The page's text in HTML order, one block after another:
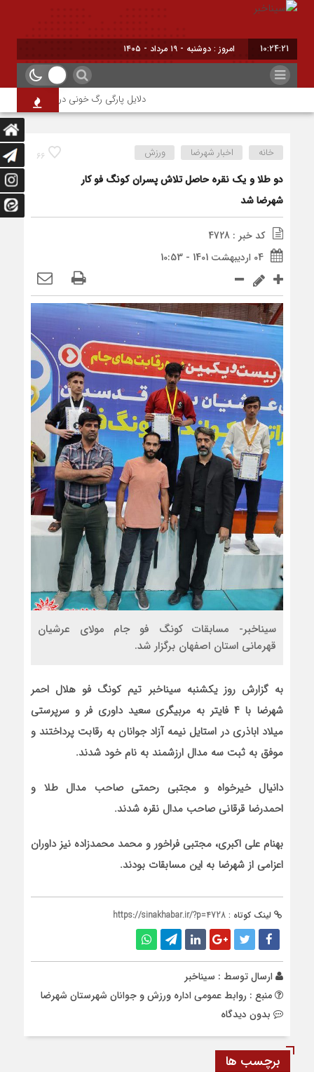
10:24:21 امروز : دوشنبه - ۱۹ مرداد - ۱۴۰۵
دلایل پارگی رگ خونی در چشم/ چه موقع
66 خانه اخبار شهرضا ورزش
دو طلا و یک نقره حاصل تلاش پسران کونگ فو کار
شهرضا شد
کد خبر : 4728
04 اردیبهشت 1401 - 10:53
سیناخبر- مسابقات کونگ فو جام مولای عرشیان
قهرمانی استان اصفهان برگزار شد.
به گزارش روز یکشنبه سیناخبر تیم کونگ فو هلال احمر
شهرضا با ۴ فایتر به مربیگری سعید داوری فر و سرپرستی
میلاد اباذری در استایل نیمه آزاد جوانان به رقابت پرداختند و
موفق به ثبت سه مدال ارزشمند به نام خود شدند.
دانیال خیرخواه و مجتبی رحمتی صاحب مدال طلا و
احمدرضا قرقانی صاحب مدال نقره شدند.
بهنام علی اکبری، مجتبی فراخور و محمد محمدزاده نیز داوران
اعزامی از شهرضا به این مسابقات بودند.
لینک کوتاه : https://sinakhabar.ir/?p=4728
ارسال توسط : سیناخبر
منبع : روابط عمومی اداره ورزش و جوانان شهرستان شهرضا
بدون دیدگاه
برچسب ها